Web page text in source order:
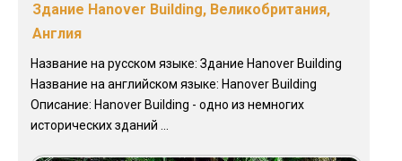
Здание Hanover Building, Великобритания,
Англия
Название на русском языке: Здание Hanover Building
Название на английском языке: Hanover Building
Описание: Hanover Building - одно из немногих
исторических зданий ...